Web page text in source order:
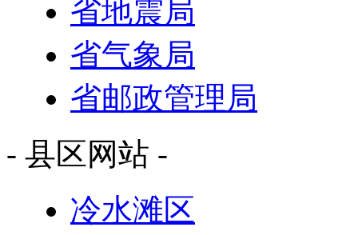
省地震局
省气象局
省邮政管理局
- 县区网站 -
冷水滩区